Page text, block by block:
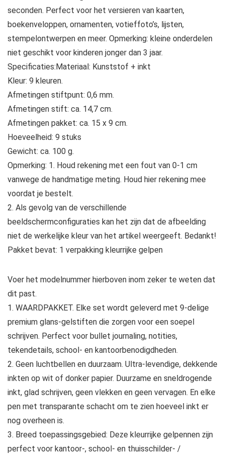
seconden. Perfect voor het versieren van kaarten,
boekenveloppen, ornamenten, votieffoto’s, lijsten,
stempelontwerpen en meer. Opmerking: kleine onderdelen
niet geschikt voor kinderen jonger dan 3 jaar.
Specificaties:Materiaal: Kunststof + inkt
Kleur: 9 kleuren.
Afmetingen stiftpunt: 0,6 mm.
Afmetingen stift: ca. 14,7 cm.
Afmetingen pakket: ca. 15 x 9 cm.
Hoeveelheid: 9 stuks
Gewicht: ca. 100 g.
Opmerking: 1. Houd rekening met een fout van 0-1 cm
vanwege de handmatige meting. Houd hier rekening mee
voordat je bestelt.
2. Als gevolg van de verschillende
beeldschermconfiguraties kan het zijn dat de afbeelding
niet de werkelijke kleur van het artikel weergeeft. Bedankt!
Pakket bevat: 1 verpakking kleurrijke gelpen
Voer het modelnummer hierboven inom zeker te weten dat
dit past.
1. WAARDPAKKET. Elke set wordt geleverd met 9-delige
premium glans-gelstiften die zorgen voor een soepel
schrijven. Perfect voor bullet journaling, notities,
tekendetails, school- en kantoorbenodigdheden.
2. Geen luchtbellen en duurzaam. Ultra-levendige, dekkende
inkten op wit of donker papier. Duurzame en sneldrogende
inkt, glad schrijven, geen vlekken en geen vervagen. En elke
pen met transparante schacht om te zien hoeveel inkt er
nog overheen is.
3. Breed toepassingsgebied: Deze kleurrijke gelpennen zijn
perfect voor kantoor-, school- en thuisschilder- /